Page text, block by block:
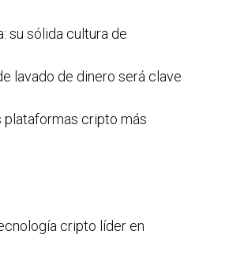
su sólida cultura de
lavado de dinero será clave
plataformas cripto más
cripto líder en